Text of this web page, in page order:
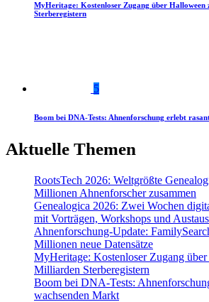
MyHeritage: Kostenloser Zugang über Halloween
Sterberegistern
5
Boom bei DNA-Tests: Ahnenforschung erlebt
Aktuelle Themen
RootsTech 2026: Weltgrößte
Millionen Ahnenforscher zusammen
Genealogica 2026: Zwei Wochen
mit Vorträgen, Workshops und
Ahnenforschung-Update:
Millionen neue Datensätze
MyHeritage: Kostenloser Zugang
Milliarden Sterberegistern
Boom bei DNA-Tests:
wachsenden Markt